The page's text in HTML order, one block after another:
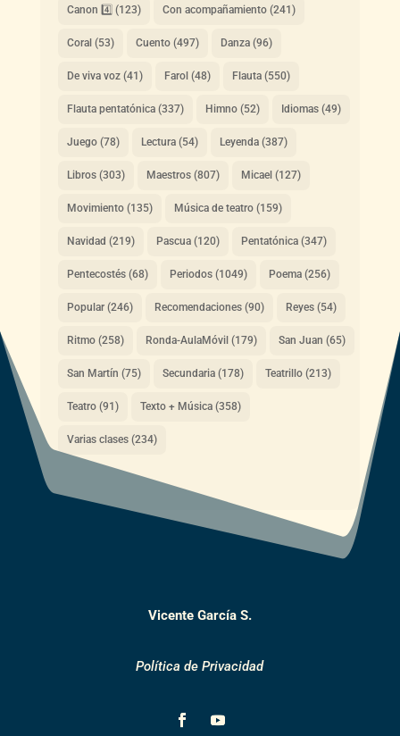
Canon 4️⃣ (123) Con acompañamiento(241)
Coral (53) Cuento(497) Danza(96)
De viva voz(41) Farol (48) Flauta(550)
Flauta pentatónica(337) Himno(52) Idiomas(49)
Juego(78) Lectura(54) Leyenda(387)
Libros(303) Maestros(807) Micael (127)
Movimiento(135) Música de teatro(159)
Navidad (219) Pascua(120) Pentatónica(347)
Pentecostés(68) Periodos(1049) Poema(256)
Popular(246) Recomendaciones(90) Reyes(54)
Ritmo(258) Ronda-AulaMóvil (179) San Juan (65)
San Martín (75) Secundaria(178) Teatrillo(213)
Teatro(91) Texto + Música(358)
Varias clases(234)
Vicente García S.
Política de Privacidad